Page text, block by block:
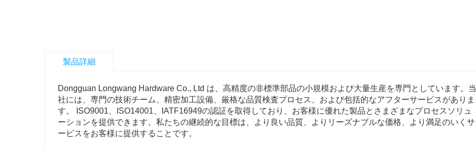
製品詳細
Dongguan Longwang Hardware Co., Ltd は、高精度の非標準部品の小規模および大量生産を専門としています。当
社には、専門の技術チーム、精密加工設備、厳格な品質検査プロセス、および包括的なアフターサービスがありま
す。 ISO9001、ISO14001、IATF16949の認証を取得しており、お客様に優れた製品とさまざまなプロセスソリュ
ーションを提供できます。私たちの継続的な目標は、より良い品質、よりリーズナブルな価格、より満足のいくサ
ービスをお客様に提供することです。